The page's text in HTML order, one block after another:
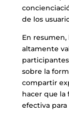
de los
En
altamente
sobre la
compartir
hacer que la
efectiva